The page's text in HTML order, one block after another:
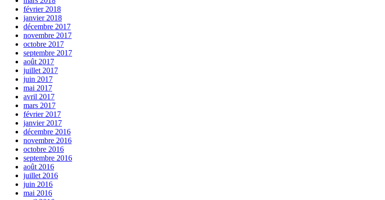
février 2018
janvier 2018
décembre 2017
novembre 2017
octobre 2017
septembre 2017
août 2017
juillet 2017
juin 2017
mai 2017
avril 2017
mars 2017
février 2017
janvier 2017
décembre 2016
novembre 2016
octobre 2016
septembre 2016
août 2016
juillet 2016
juin 2016
mai 2016